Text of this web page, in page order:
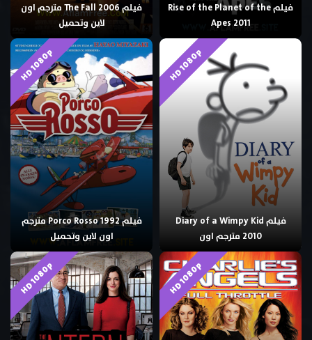
فيلم Rise of the Planet of the
Apes 2011
فيلم The Fall 2006 مترجم اون
لاين وتحميل
HD 1080p
فيلم Diary of a Wimpy Kid
2010 مترجم اون
HD 1080p
فيلم Porco Rosso 1992 مترجم
اون لاين وتحميل
HD 1080p
HD 1080p